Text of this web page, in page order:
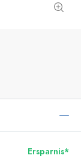
Ersparnis*